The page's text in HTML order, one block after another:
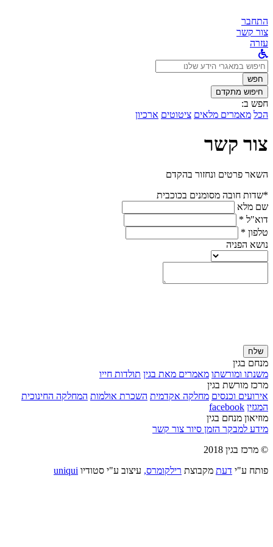
התחבר
צור קשר
עזרה
לחפש
ב:חפש
חיפוש מתקדם
חפש ב:
הכל מאמרים מלאים ציטוטים ארכיון
צור קשר
השאר פרטים ונחזור בהקדם
*שדות חובה מסומנים בכוכבית
שם מלא
דוא"ל *
טלפון *
נושא הפניה
שלח
מנחם בגין
משנתו ומורשתו מאמרים מאת בגין תולדות חייו
מרכז מורשת בגין
אירועים וכנסים מחלקה אקדמית השכרת אולמות המחלקה החינוכית
המגזין facebook
מוזיאון מנחם בגין
מידע למבקר הזמן סיור צור קשר
© מרכז בגין 2018
פותח ע"י דעת מקבוצת רילקומרס, עיצוב ע"י סטודיו uniqui